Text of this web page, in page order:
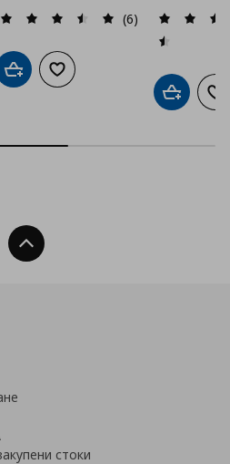
с любими
(6)
Добави в кошницата
Добави към списъка с
Добави
Нагоре
стоки